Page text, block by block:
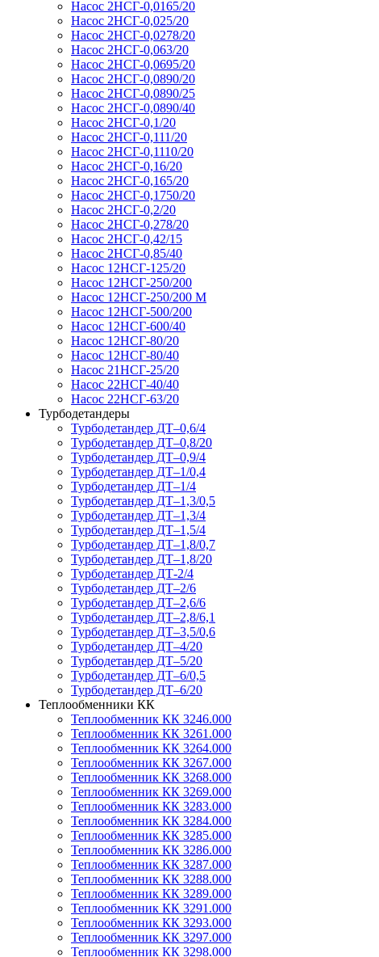
Насос 2НСГ-0,0165/20
Насос 2НСГ-0,025/20
Насос 2НСГ-0,0278/20
Насос 2НСГ-0,063/20
Насос 2НСГ-0,0695/20
Насос 2НСГ-0,0890/20
Насос 2НСГ-0,0890/25
Насос 2НСГ-0,0890/40
Насос 2НСГ-0,1/20
Насос 2НСГ-0,111/20
Насос 2НСГ-0,1110/20
Насос 2НСГ-0,16/20
Насос 2НСГ-0,165/20
Насос 2НСГ-0,1750/20
Насос 2НСГ-0,2/20
Насос 2НСГ-0,278/20
Насос 2НСГ-0,42/15
Насос 2НСГ-0,85/40
Насос 12НСГ-125/20
Насос 12НСГ-250/200
Насос 12НСГ-250/200 М
Насос 12НСГ-500/200
Насос 12НСГ-600/40
Насос 12НСГ-80/20
Насос 12НСГ-80/40
Насос 21НСГ-25/20
Насос 22НСГ-40/40
Насос 22НСГ-63/20
Турбодетандеры
Турбодетандер ДТ–0,6/4
Турбодетандер ДТ–0,8/20
Турбодетандер ДТ–0,9/4
Турбодетандер ДТ–1/0,4
Турбодетандер ДТ–1/4
Турбодетандер ДТ–1,3/0,5
Турбодетандер ДТ–1,3/4
Турбодетандер ДТ–1,5/4
Турбодетандер ДТ–1,8/0,7
Турбодетандер ДТ–1,8/20
Турбодетандер ДТ-2/4
Турбодетандер ДТ–2/6
Турбодетандер ДТ–2,6/6
Турбодетандер ДТ–2,8/6,1
Турбодетандер ДТ–3,5/0,6
Турбодетандер ДТ–4/20
Турбодетандер ДТ–5/20
Турбодетандер ДТ–6/0,5
Турбодетандер ДТ–6/20
Теплообменники КК
Теплообменник КК 3246.000
Теплообменник КК 3261.000
Теплообменник КК 3264.000
Теплообменник КК 3267.000
Теплообменник КК 3268.000
Теплообменник КК 3269.000
Теплообменник КК 3283.000
Теплообменник КК 3284.000
Теплообменник КК 3285.000
Теплообменник КК 3286.000
Теплообменник КК 3287.000
Теплообменник КК 3288.000
Теплообменник КК 3289.000
Теплообменник КК 3291.000
Теплообменник КК 3293.000
Теплообменник КК 3297.000
Теплообменник КК 3298.000